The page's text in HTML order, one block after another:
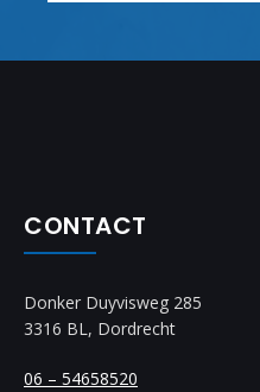
CONTACT
Donker Duyvisweg 285
3316 BL, Dordrecht
06 – 54658520